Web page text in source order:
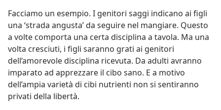
Facciamo un esempio. I genitori saggi indicano ai figli
una ‘strada angusta’ da seguire nel mangiare. Questo
a volte comporta una certa disciplina a tavola. Ma una
volta cresciuti, i figli saranno grati ai genitori
dell’amorevole disciplina ricevuta. Da adulti avranno
imparato ad apprezzare il cibo sano. E a motivo
dell’ampia varietà di cibi nutrienti non si sentiranno
privati della libertà.